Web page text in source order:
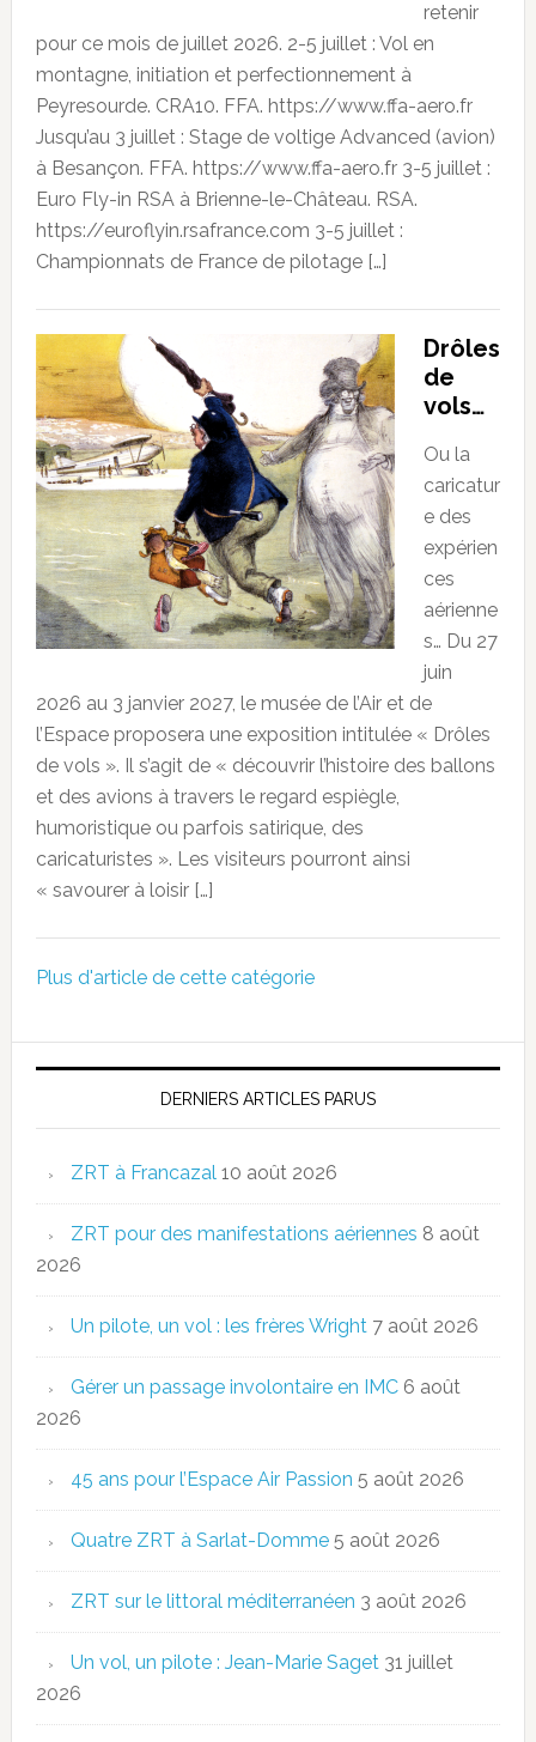
retenir
pour ce mois de juillet 2026. 2-5 juillet : Vol en
montagne, initiation et perfectionnement à
Peyresourde. CRA10. FFA. https://www.ffa-aero.fr
Jusqu’au 3 juillet : Stage de voltige Advanced (avion)
à Besançon. FFA. https://www.ffa-aero.fr 3-5 juillet :
Euro Fly-in RSA à Brienne-le-Château. RSA.
https://euroflyin.rsafrance.com 3-5 juillet :
Championnats de France de pilotage […]
Drôles
de
vols…
Ou la
caricatur
e des
expérien
ces
aérienne
s… Du 27
juin
2026 au 3 janvier 2027, le musée de l’Air et de
l’Espace proposera une exposition intitulée « Drôles
de vols ». Il s’agit de « découvrir l’histoire des ballons
et des avions à travers le regard espiègle,
humoristique ou parfois satirique, des
caricaturistes ». Les visiteurs pourront ainsi
« savourer à loisir […]
Plus d'article de cette catégorie
DERNIERS ARTICLES PARUS
ZRT à Francazal 10 août 2026
ZRT pour des manifestations aériennes 8 août
2026
Un pilote, un vol : les frères Wright 7 août 2026
Gérer un passage involontaire en IMC 6 août
2026
45 ans pour l’Espace Air Passion 5 août 2026
Quatre ZRT à Sarlat-Domme 5 août 2026
ZRT sur le littoral méditerranéen 3 août 2026
Un vol, un pilote : Jean-Marie Saget 31 juillet
2026